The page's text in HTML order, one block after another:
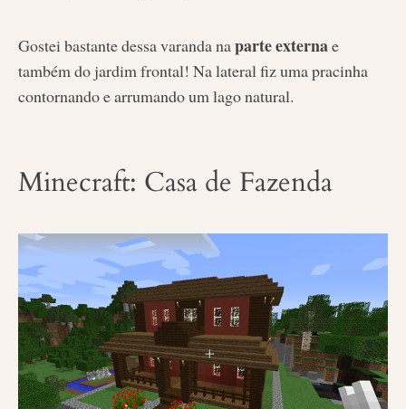
Gostei bastante dessa varanda naparte externae
também do jardim frontal! Na lateral fiz uma pracinha
contornando e arrumando um lago natural.
Minecraft: Casa de Fazenda